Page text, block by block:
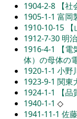
1904-2-8
【
1905-1-1 富岡
1910-10-15
1912-7-30 明
1916-4-1
【
体）の母体の
1920-1-1 小野
1923-9-1 関東
1924-1-1
【
1940-1-1 ◇
1941-11-1 佐